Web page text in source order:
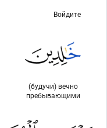
Войдите
(будучи) вечно
пребывающими